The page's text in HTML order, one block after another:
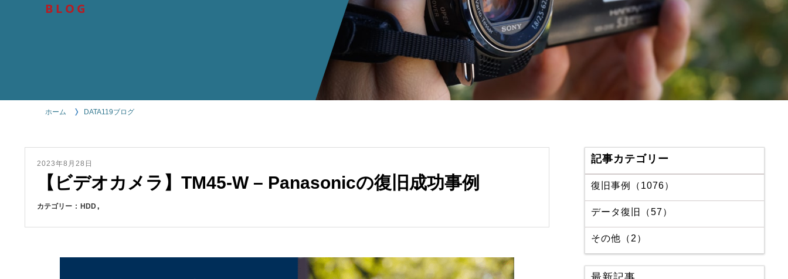
BLOG
ホーム DATA119ブログ
2023年8月28日
【ビデオカメラ】TM45-W – Panasonicの復旧成功事例
カテゴリー HDD
記事カテゴリー
復旧事例（1076）
データ復旧（57）
その他（2）